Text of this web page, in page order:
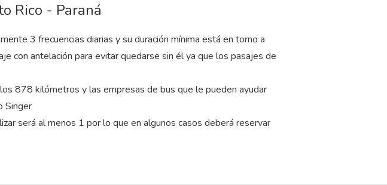
Rico - Paraná
3 frecuencias diarias y su duración mínima está en torno a
con antelación para evitar quedarse sin él ya que los pasajes de
878 kilómetros y las empresas de bus que le pueden ayudar
Singer
será al menos 1 por lo que en algunos casos deberá reservar